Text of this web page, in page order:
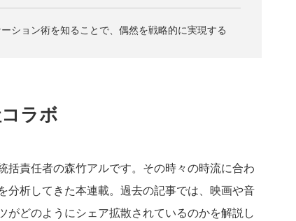
ション術を知ることで、偶然を戦略的に実現する
ラボ
責任者の森竹アルです。その時々の時流に合わ
分析してきた本連載。過去の記事では、映画や音
がどのようにシェア拡散されているのかを解説し